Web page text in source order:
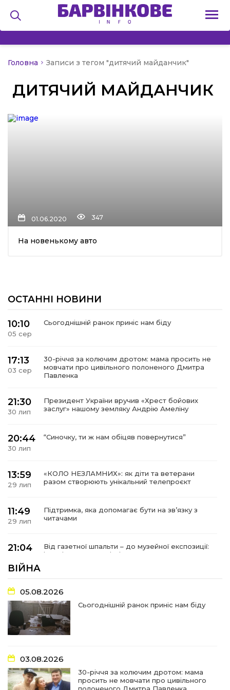
Головна Записи з тегом "дитячий майданчик"
ДИТЯЧИЙ МАЙДАНЧИК
01.06.2020 347
На новенькому авто
ОСТАННІ НОВИНИ
10:10
05 сер
Сьогоднішній ранок приніс нам біду
17:13
03 сер
30-річчя за колючим дротом: мама просить не
мовчати про цивільного полоненого Дмитра
Павленка
21:30
30 лип
Президент України вручив «Хрест бойових
заслуг» нашому земляку Андрію Амеліну
20:44
30 лип
“Синочку, ти ж нам обіцяв повернутися”
13:59
29 лип
«КОЛО НЕЗЛАМНИХ»: як діти та ветерани
разом створюють унікальний телепроєкт
11:49
29 лип
Підтримка, яка допомагає бути на зв’язку з
читачами
21:04
Від газетної шпальти – до музейної експозиції:
історії Героїв Барвінківщини стали частиною
17:18
27 лип
У Барвінківській громаді вшанували людей
найгуманнішої професії
16:29
22 лип
Медики Барвінківської громади
вдосконалюють професійні навички
15:09
22 лип
У Пригожому з дітьми та їх батьками
працювали фахівці благодійного фонду
ВІЙНА
05.08.2026
Сьогоднішній ранок приніс нам біду
03.08.2026
30-річчя за колючим дротом: мама
просить не мовчати про цивільного